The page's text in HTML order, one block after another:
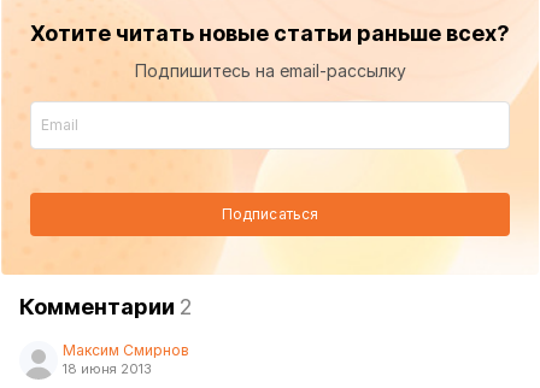
Хотите читать новые статьи раньше всех?
Подпишитесь на email-рассылку
Подписаться
Комментарии 2
Максим Смирнов
18 июня 2013